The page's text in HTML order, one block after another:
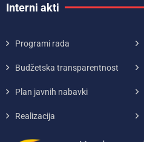
Interni akti
Programi rada
Budžetska transparentnost
Plan javnih nabavki
Realizacija